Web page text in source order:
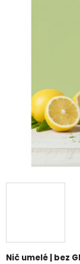
Nič umelé | bez